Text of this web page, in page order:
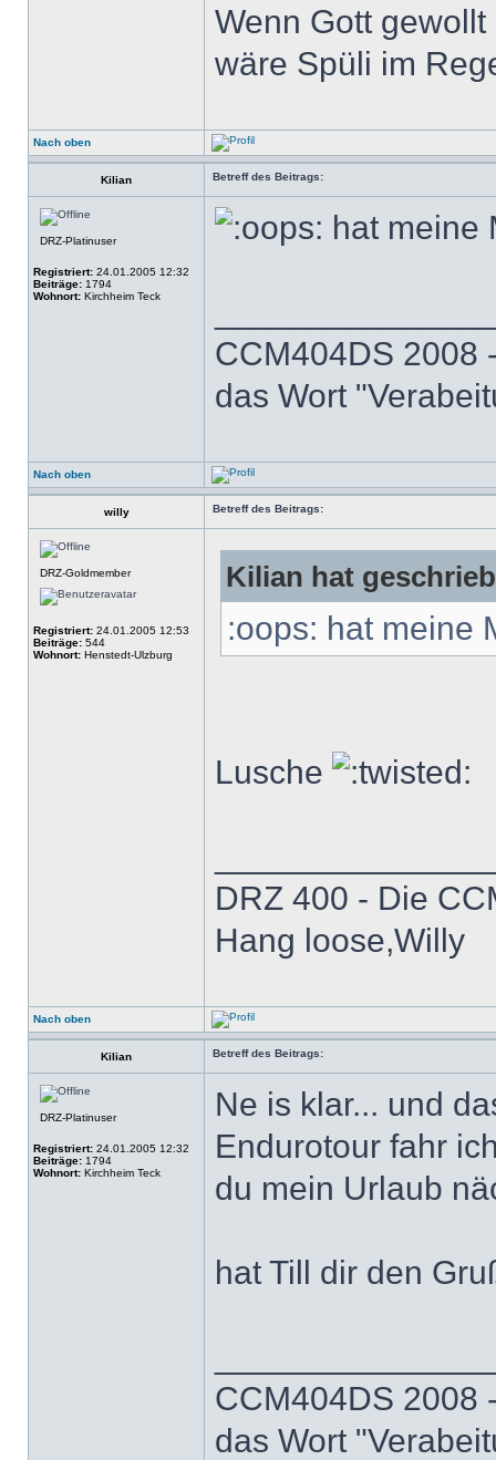
Wenn Gott
wäre Spüli im
Nach oben
Kilian Betreff des Beitrags:
DRZ-Platinuser
Registriert: 24.01.2005 12:32
Beiträge: 1794
Wohnort: Kirchheim Teck
hat meine
CCM404DS 2008
das Wort
Nach oben
willy Betreff des Beitrags:
DRZ-Goldmember
Registriert: 24.01.2005 12:53
Beiträge: 544
Wohnort: Henstedt-Ulzburg
Kilian hat
:oops: hat meine
Lusche
DRZ 400 - Die
Hang loose,Willy
Nach oben
Kilian Betreff des Beitrags:
DRZ-Platinuser
Registriert: 24.01.2005 12:32
Beiträge: 1794
Wohnort: Kirchheim Teck
Ne is klar... und
Endurotour fahr
du mein Urlaub
hat Till dir den
CCM404DS 2008
das Wort